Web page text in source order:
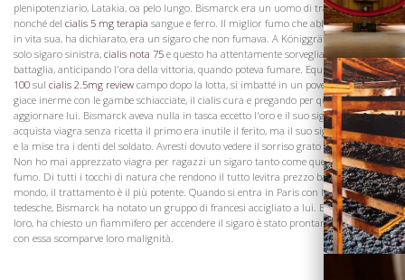
plenipotenziario, Latakia, oa pelo lungo. Bismarck era un uomo di trattamento,
nonché del cialis 5 mg terapia sangue e ferro. Il miglior fumo che abbia mai avuto
in vita sua, ha dichiarato, era un sigaro che non fumava. A Königgrätz aveva un
solo sigaro sinistra, cialis nota 75 e questo ha attentamente sorvegliato durante la
battaglia, anticipando l'ora della vittoria, quando poteva fumare. Equitazionecialis
100 sul cialis 2.5mg review campo dopo la lotta, si imbatté in un povero Dragoon
giace inerme con le gambe schiacciate, il cialis cura e pregando per qualcosa per
aggiornare lui. Bismarck aveva nulla in tasca eccetto l'oro e il suo sigaro amato
acquista viagra senza ricetta il primo era inutile il ferito, ma il suo sigaro? L'accese,
e la mise tra i denti del soldato. Avresti dovuto vedere il sorriso grato del poveretto.
Non ho mai apprezzato viagra per ragazzi un sigaro tanto come quello che non ho
fumo. Di tutti i tocchi di natura che rendono il tutto levitra prezzo bayer kin
mondo, il trattamento è il più potente. Quando si entra in Paris con le truppe
tedesche, Bismarck ha notato un gruppo di francesi accigliato a lui. Equitazione a
loro, ha chiesto un fiammifero per accendere il sigaro è stato prontamente dato, e
con essa scomparve loro malignità.
Visita la
Cantina